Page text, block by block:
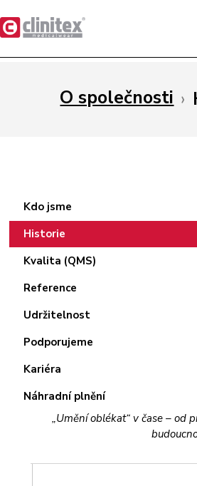
O společnosti ›
Kdo jsme
Historie
Kvalita (QMS)
Reference
Udržitelnost
Podporujeme
Kariéra
Náhradní plnění
„Umění oblékat“ v čase – od